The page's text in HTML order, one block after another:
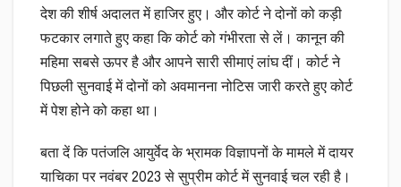
देश की शीर्ष अदालत में हाजिर हुए। और कोर्ट ने दोनों को कड़ी
फटकार लगाते हुए कहा कि कोर्ट को गंभीरता से लें। कानून की
महिमा सबसे ऊपर है और आपने सारी सीमाएं लांघ दीं। कोर्ट ने
पिछली सुनवाई में दोनों को अवमानना नोटिस जारी करते हुए कोर्ट
में पेश होने को कहा था।
बता दें कि पतंजलि आयुर्वेद के भ्रामक विज्ञापनों के मामले में दायर
याचिका पर नवंबर 2023 से सुप्रीम कोर्ट में सुनवाई चल रही है।